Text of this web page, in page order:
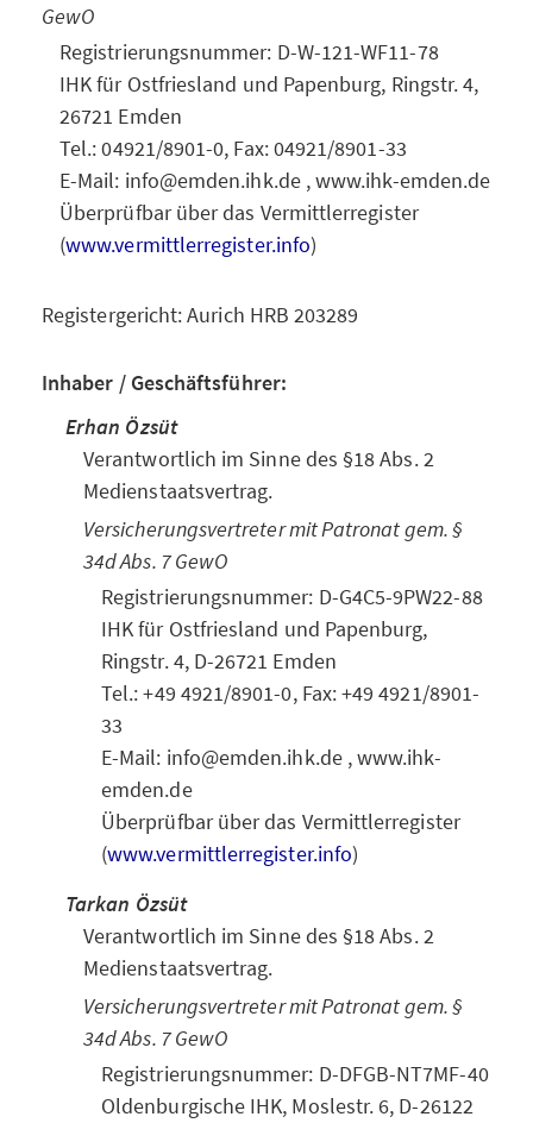
GewO
Registrierungsnummer: D-W-121-WF11-78
IHK für Ostfriesland und Papenburg, Ringstr. 4,
26721 Emden
Tel.: 04921/8901-0, Fax: 04921/8901-33
E-Mail: info@emden.ihk.de , www.ihk-emden.de
Überprüfbar über das Vermittlerregister
(www.vermittlerregister.info)
Registergericht: Aurich HRB 203289
Inhaber / Geschäftsführer:
Erhan Özsüt
Verantwortlich im Sinne des §18 Abs. 2
Medienstaatsvertrag.
Versicherungsvertreter mit Patronat gem. §
34d Abs. 7 GewO
Registrierungsnummer: D-G4C5-9PW22-88
IHK für Ostfriesland und Papenburg,
Ringstr. 4, D-26721 Emden
Tel.: +49 4921/8901-0, Fax: +49 4921/8901-
33
E-Mail: info@emden.ihk.de , www.ihk-
emden.de
Überprüfbar über das Vermittlerregister
(www.vermittlerregister.info)
Tarkan Özsüt
Verantwortlich im Sinne des §18 Abs. 2
Medienstaatsvertrag.
Versicherungsvertreter mit Patronat gem. §
34d Abs. 7 GewO
Registrierungsnummer: D-DFGB-NT7MF-40
Oldenburgische IHK, Moslestr. 6, D-26122